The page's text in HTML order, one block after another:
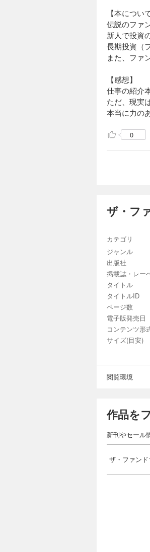
【本につい
伝説のファ
新人で投資
長期投資（
また、ファ
【感想】
仕事の紹介本
ただ、現実
本当に力の
0
ザ・フ
カテゴリ
ジャンル
出版社
掲載誌・レー
タイトル
タイトルID
ページ数
電子版発売日
コンテンツ形
サイズ(目安)
閲覧環境
作品を
新刊やセール
ザ・ファン